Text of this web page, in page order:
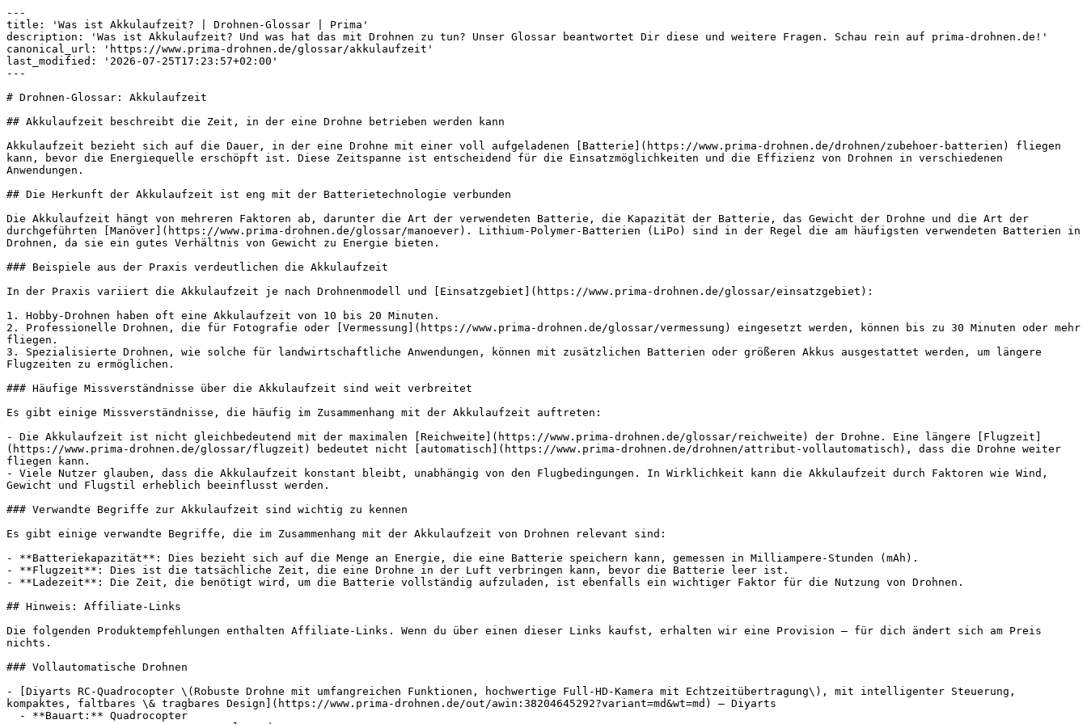
---
title: 'Was ist Akkulaufzeit? | Drohnen-Glossar | Prima'
description: 'Was ist Akkulaufzeit? Und was hat das mit Drohnen zu tun? Unser Glossar beantwortet Dir diese und weitere Fragen. Schau rein auf prima-drohnen.de!'
canonical_url: 'https://www.prima-drohnen.de/glossar/akkulaufzeit'
last_modified: '2026-07-25T17:23:57+02:00'
---
# Drohnen-Glossar: Akkulaufzeit
## Akkulaufzeit beschreibt die Zeit, in der eine Drohne betrieben werden kann
Akkulaufzeit bezieht sich auf die Dauer, in der eine Drohne mit einer voll aufgeladenen [Batterie](https://www.prima-drohnen.de/drohnen/zubehoer-batterien) fliegen
kann, bevor die Energiequelle erschöpft ist. Diese Zeitspanne ist entscheidend für die Einsatzmöglichkeiten und die Effizienz von Drohnen in verschiedenen
Anwendungen.
## Die Herkunft der Akkulaufzeit ist eng mit der Batterietechnologie verbunden
Die Akkulaufzeit hängt von mehreren Faktoren ab, darunter die Art der verwendeten Batterie, die Kapazität der Batterie, das Gewicht der Drohne und die Art der
durchgeführten [Manöver](https://www.prima-drohnen.de/glossar/manoever). Lithium-Polymer-Batterien (LiPo) sind in der Regel die am häufigsten verwendeten Batterien in
Drohnen, da sie ein gutes Verhältnis von Gewicht zu Energie bieten.
### Beispiele aus der Praxis verdeutlichen die Akkulaufzeit
In der Praxis variiert die Akkulaufzeit je nach Drohnenmodell und [Einsatzgebiet](https://www.prima-drohnen.de/glossar/einsatzgebiet):
1. Hobby-Drohnen haben oft eine Akkulaufzeit von 10 bis 20 Minuten.
2. Professionelle Drohnen, die für Fotografie oder [Vermessung](https://www.prima-drohnen.de/glossar/vermessung) eingesetzt werden, können bis zu 30 Minuten oder mehr
fliegen.
3. Spezialisierte Drohnen, wie solche für landwirtschaftliche Anwendungen, können mit zusätzlichen Batterien oder größeren Akkus ausgestattet werden, um längere
Flugzeiten zu ermöglichen.
### Häufige Missverständnisse über die Akkulaufzeit sind weit verbreitet
Es gibt einige Missverständnisse, die häufig im Zusammenhang mit der Akkulaufzeit auftreten:
- Die Akkulaufzeit ist nicht gleichbedeutend mit der maximalen [Reichweite](https://www.prima-drohnen.de/glossar/reichweite) der Drohne. Eine längere [Flugzeit]
(https://www.prima-drohnen.de/glossar/flugzeit) bedeutet nicht [automatisch](https://www.prima-drohnen.de/drohnen/attribut-vollautomatisch), dass die Drohne weiter
fliegen kann.
- Viele Nutzer glauben, dass die Akkulaufzeit konstant bleibt, unabhängig von den Flugbedingungen. In Wirklichkeit kann die Akkulaufzeit durch Faktoren wie Wind,
Gewicht und Flugstil erheblich beeinflusst werden.
### Verwandte Begriffe zur Akkulaufzeit sind wichtig zu kennen
Es gibt einige verwandte Begriffe, die im Zusammenhang mit der Akkulaufzeit von Drohnen relevant sind:
- **Batteriekapazität**: Dies bezieht sich auf die Menge an Energie, die eine Batterie speichern kann, gemessen in Milliampere-Stunden (mAh).
- **Flugzeit**: Dies ist die tatsächliche Zeit, die eine Drohne in der Luft verbringen kann, bevor die Batterie leer ist.
- **Ladezeit**: Die Zeit, die benötigt wird, um die Batterie vollständig aufzuladen, ist ebenfalls ein wichtiger Faktor für die Nutzung von Drohnen.
## Hinweis: Affiliate-Links
Die folgenden Produktempfehlungen enthalten Affiliate-Links. Wenn du über einen dieser Links kaufst, erhalten wir eine Provision — für dich ändert sich am Preis
nichts.
### Vollautomatische Drohnen
- [Diyarts RC-Quadrocopter \(Robuste Drohne mit umfangreichen Funktionen, hochwertige Full-HD-Kamera mit Echtzeitübertragung\), mit intelligenter Steuerung,
kompaktes, faltbares \& tragbares Design](https://www.prima-drohnen.de/out/awin:38204645292?variant=md&wt=md) — Diyarts